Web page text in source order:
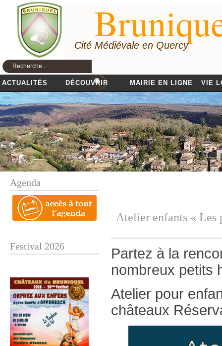
Cité Médiévale en Quercy
ACTUALITÉS DÉCOUVRIR MAIRIE EN LIGNE VIE
Agenda
Festival 2026
Atelier enfants « Les
Partez à la
nombreux petits
Atelier pour
châteaux